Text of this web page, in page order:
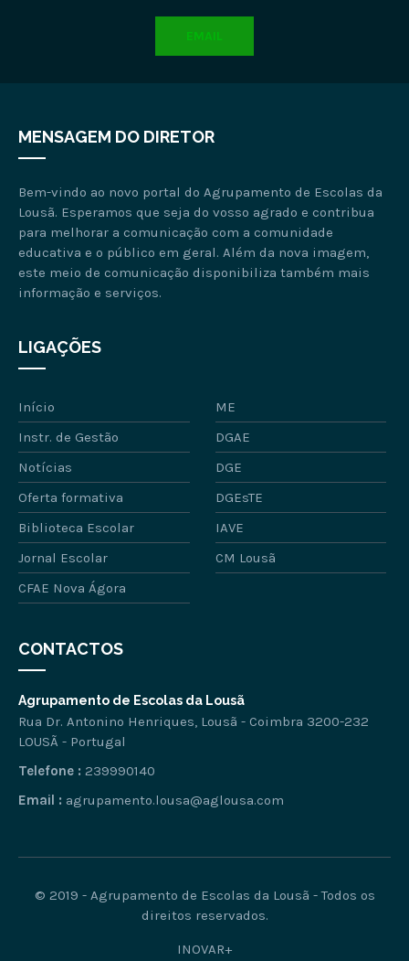
EMAIL
MENSAGEM DO DIRETOR
Bem-vindo ao novo portal do Agrupamento de Escolas da
Lousã. Esperamos que seja do vosso agrado e contribua
para melhorar a comunicação com a comunidade
educativa e o público em geral. Além da nova imagem,
este meio de comunicação disponibiliza também mais
informação e serviços.
LIGAÇÕES
Início
ME
Instr. de Gestão
DGAE
Notícias
DGE
Oferta formativa
DGEsTE
Biblioteca Escolar
IAVE
Jornal Escolar
CM Lousã
CFAE Nova Ágora
CONTACTOS
Agrupamento de Escolas da Lousã
Rua Dr. Antonino Henriques, Lousã - Coimbra 3200-232
LOUSÃ - Portugal
Telefone : 239990140
Email : agrupamento.lousa@aglousa.com
© 2019 - Agrupamento de Escolas da Lousã - Todos os
direitos reservados.
INOVAR+